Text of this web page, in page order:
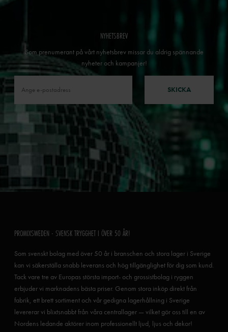
NYHETSBREV
Som prenumerant på vårt nyhetsbrev missar du aldrig spännande
nyheter och kampanjer!
SKICKA
PROMIXSWEDEN - SVENSK TRYGGHET I ÖVER 50 ÅR!
Som svenskt bolag med över 50 år i branschen och stora lager i Sverige
kan vi säkerställa snabb leverans och hög tillgänglighet för dig som kund.
Tack vare tre av Europas största import- och grossistbolag i ryggen
erbjuder vi marknadens bästa priser. Genom stora inköp direkt från
fabrik, ett brett sortiment och vår gedigna lagerhållning i Sverige
levererar vi blixtsnabbt från våra centrallager — vilket gör oss till en av
Nordens ledande aktörer inom professionellt ljud, ljus och dekor!